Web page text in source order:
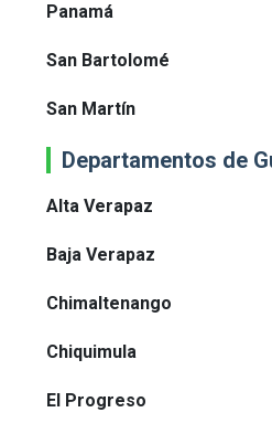
Panamá
San Bartolomé
San Martín
Departamentos de
Alta Verapaz
Baja Verapaz
Chimaltenango
Chiquimula
El Progreso